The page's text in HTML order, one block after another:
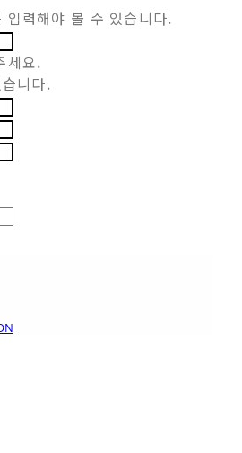
입력해야 볼 수 있습니다.
세요.
니다.